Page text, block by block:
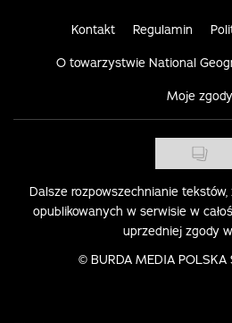
Kontakt Regulamin
O towarzystwie National
Moje zgody
Dalsze rozpowszechnianie
opublikowanych w serwisie w
uprzedniej zgody
© BURDA MEDIA POLSKA